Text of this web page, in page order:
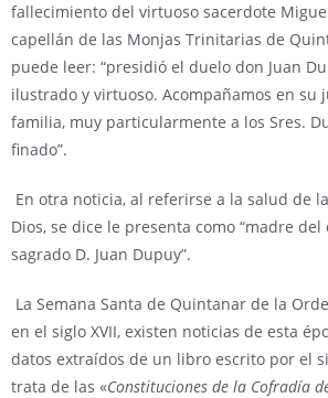
fallecimiento del virtuoso sacerdote
capellán de las Monjas Trinitarias de
puede leer: “presidió el duelo don Juan
ilustrado y virtuoso. Acompañamos en su
familia, muy particularmente a los Sres.
finado”.
En otra noticia, al referirse a la salud de
Dios, se dice le presenta como “madre
sagrado D. Juan Dupuy”.
La Semana Santa de Quintanar de la
en el siglo XVII, existen noticias de esta
datos extraídos de un libro escrito por el
trata de las «Constituciones de la Cofradía